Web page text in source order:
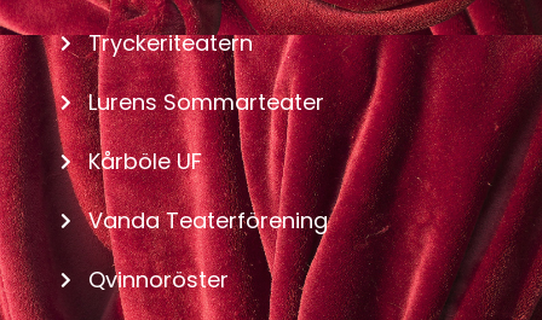
Tryckeriteatern
Lurens Sommarteater
Kårböle UF
Vanda Teaterförening
Qvinnoröster